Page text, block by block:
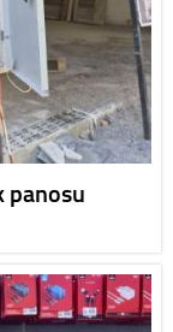
panosu